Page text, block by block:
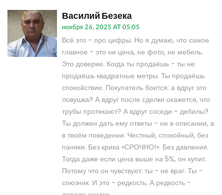
Василий Безека
ноября 26, 2025 AT 05:05
Всё это - про цифры. Но я думаю, что самое
главное - это не цена, не фото, не мебель.
Это доверие. Когда ты продаёшь - ты не
продаёшь квадратные метры. Ты продаёшь
спокойствие. Покупатель боится: а вдруг это
ловушка? А вдруг после сделки окажется, что
трубы протекают? А вдруг соседи - дебилы?
Ты должен дать ему ответы - не в описании, а
в твоём поведении. Честный, спокойный, без
паники. Без крика «СРОЧНО!». Без давления.
Тогда даже если цена выше на 5%, он купит.
Потому что он чувствует: ты - не враг. Ты -
союзник. И это - редкость. А редкость -